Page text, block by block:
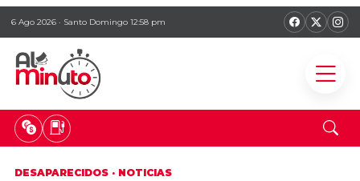
6 Ago 2026 · Santo Domingo 12:58 pm
DESAPARECIDOS · NOTICIAS